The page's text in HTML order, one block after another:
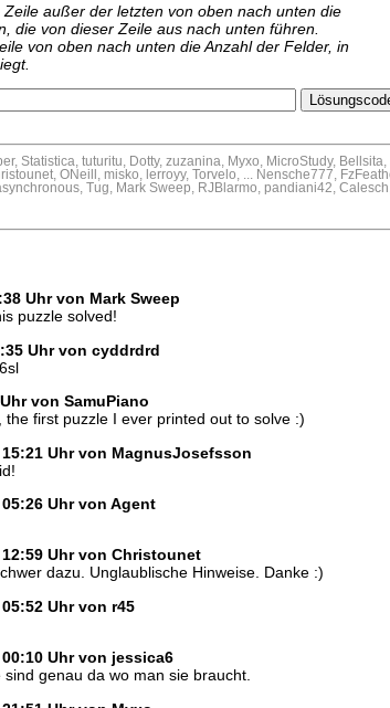
Zeile außer der letzten von oben nach unten die
die von dieser Zeile aus nach unten führen.
von oben nach unten die Anzahl der Felder, in
Statistica, tuturitu, Dotty, zuzanina, Myxo, MicroStudy,
ONeill, misko, lerroyy, Torvelo, ... Nensche777,
Tug, Mark Sweep, RJBlarmo, pandiani42,
Uhr von Mark Sweep
puzzle solved!
Uhr von cyddrdrd
von SamuPiano
the first puzzle I ever printed out to solve :)
15:21 Uhr von MagnusJosefsson
05:26 Uhr von Agent
12:59 Uhr von Christounet
dazu. Unglaublische Hinweise. Danke :)
Uhr von r45
00:10 Uhr von jessica6
genau da wo man sie braucht.